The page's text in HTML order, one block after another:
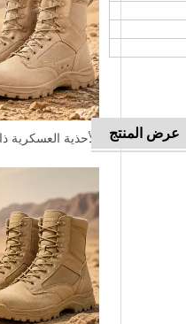
عرض المنتج